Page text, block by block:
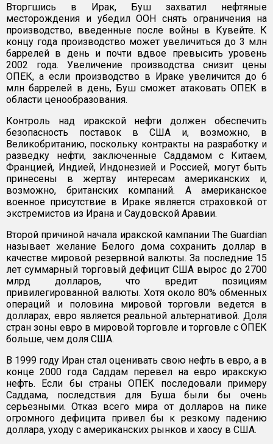
Вторгшись в Ирак, Буш захватил нефтяные
месторождения и убедил ООН снять ограничения на
производство, введенные после войны в Кувейте. К
концу года производство может увеличиться до 3 млн
баррелей в день и почти вдвое превысить уровень
2002 года. Увеличение производства снизит цены
ОПЕК, а если производство в Ираке увеличится до 6
млн баррелей в день, Буш сможет атаковать ОПЕК в
области ценообразования.
Контроль над иракской нефти должен обеспечить
безопасность поставок в США и, возможно, в
Великобританию, поскольку контракты на разработку и
разведку нефти, заключенные Саддамом с Китаем,
Францией, Индией, Индонезией и Россией, могут быть
принесены в жертву интересам американских и,
возможно, британских компаний. А американское
военное присутствие в Ираке является страховкой от
экстремистов из Ирана и Саудовской Аравии.
Второй причиной начала иракской кампании The Guardian
называет желание Белого дома сохранить доллар в
качестве мировой резервной валюты. За последние 15
лет суммарный торговый дефицит США вырос до 2700
млрд долларов, что вредит позициям
привилегированной валюты. Хотя около 80% обменных
операций и половина мировой торговли ведется в
долларах, евро является реальной альтернативой. Доля
стран зоны евро в мировой торговле и торговле с ОПЕК
больше, чем доля США.
В 1999 году Иран стал оценивать свою нефть в евро, а в
конце 2000 года Саддам перевел на евро иракскую
нефть. Если бы страны ОПЕК последовали примеру
Саддама, последствия для Буша были бы очень
серьезными. Отказ всего мира от долларов на пике
огромного дефицита привел бы к резкому падению
доллара, уходу с американских рынков и хаосу в США.